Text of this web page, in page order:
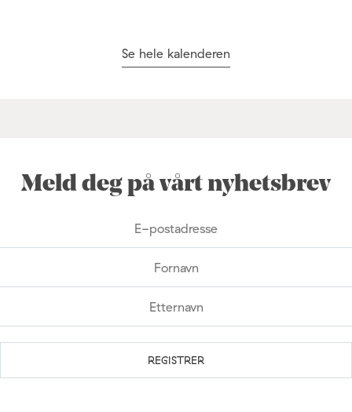
Se hele kalenderen
Meld deg på vårt nyhetsbrev